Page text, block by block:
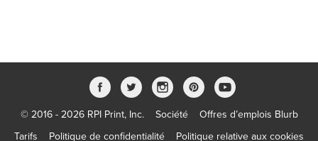
© 2016 - 2026 RPI Print, Inc. Société
Offres d’emplois Blurb
Tarifs
Politique de confidentialité Politique relative aux cookies